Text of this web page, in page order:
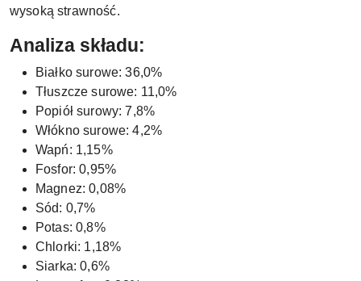
wysoką strawność.
Analiza składu:
Białko surowe: 36,0%
Tłuszcze surowe: 11,0%
Popiół surowy: 7,8%
Włókno surowe: 4,2%
Wapń: 1,15%
Fosfor: 0,95%
Magnez: 0,08%
Sód: 0,7%
Potas: 0,8%
Chlorki: 1,18%
Siarka: 0,6%